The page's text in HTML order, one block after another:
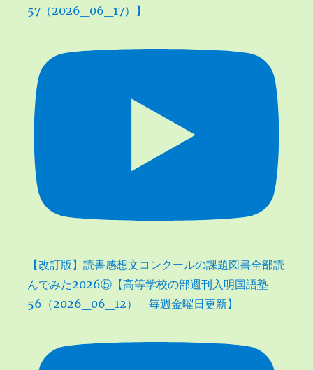
57（2026_06_17）】
【改訂版】読書感想文コンクールの課題図書全部読
んでみた2026⑤【高等学校の部週刊入明国語塾
56（2026_06_12） 毎週金曜日更新】